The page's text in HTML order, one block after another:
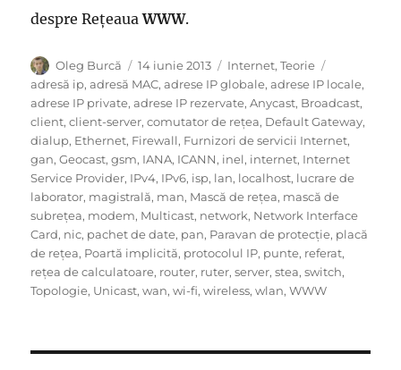
despre RețeauaWWW.
Autor
Oleg Burcă
Publicat
pe
14 iunie 2013 Categorii
Internet,Teorie
adresă ip,adresă MAC,adrese IP globale,adrese IP locale,
adrese IP private,adrese IP rezervate,Anycast, Broadcast,
client,client-server,comutator de rețea, Default Gateway,
dialup, Ethernet, Firewall, Furnizori de servicii Internet,
gan,Geocast,gsm, IANA, ICANN, inel, internet, Internet
Service Provider, IPv4, IPv6, isp, lan, localhost, lucrare de
laborator, magistrală, man, Mască de rețea, mască de
subrețea, modem, Multicast, network, Network Interface
Card, nic, pachet de date, pan, Paravan de protecție, placă
de rețea, Poartă implicită, protocolul IP, punte, referat,
rețea de calculatoare, router, ruter,server,stea,switch,
Topologie, Unicast,wan,wi-fi,wireless,wlan,WWW